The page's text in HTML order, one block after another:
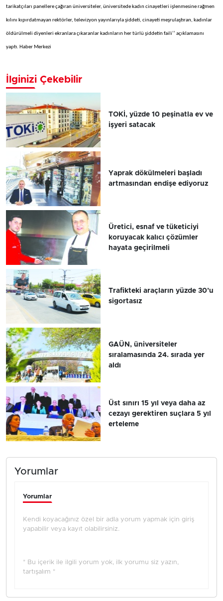
tarikatçıları panellere çağıran üniversiteler, üniversitede kadın cinayetleri işlenmesine rağmen
kılını kıpırdatmayan rektörler, televizyon yayınlarıyla şiddeti, cinayeti meşrulaştıran, kadınlar
öldürülmeli diyenleri ekranlara çıkaranlar kadınların her türlü şiddetin faili’’ açıklamasını
yaptı. Haber Merkezi
İlginizi Çekebilir
TOKİ, yüzde 10 peşinatla ev ve
işyeri satacak
Yaprak dökülmeleri başladı
artmasından endişe ediyoruz
Üretici, esnaf ve tüketiciyi
koruyacak kalıcı çözümler
hayata geçirilmeli
Trafikteki araçların yüzde 30’u
sigortasız
GAÜN, üniversiteler
sıralamasında 24. sırada yer
aldı
Üst sınırı 15 yıl veya daha az
cezayı gerektiren suçlara 5 yıl
erteleme
Yorumlar
Yorumlar
Kendi koyacağınız özel bir adla yorum yapmak için giriş
yapabilir veya kayıt olabilirsiniz.
* Bu içerik ile ilgili yorum yok, ilk yorumu siz yazın,
tartışalım *